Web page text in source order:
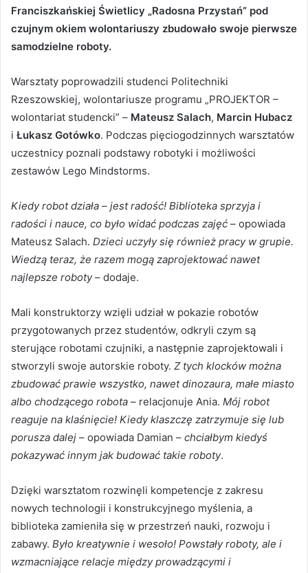
Franciszkańskiej Świetlicy „Radosna Przystań” pod
czujnym okiem wolontariuszy zbudowało swoje pierwsze
samodzielne roboty.
Warsztaty poprowadzili studenci Politechniki
Rzeszowskiej, wolontariusze programu „PROJEKTOR –
wolontariat studencki” – Mateusz Salach, Marcin Hubacz
i Łukasz Gotówko. Podczas pięciogodzinnych warsztatów
uczestnicy poznali podstawy robotyki i możliwości
zestawów Lego Mindstorms.
Kiedy robot działa – jest radość! Biblioteka sprzyja i
radości i nauce, co było widać podczas zajęć – opowiada
Mateusz Salach. Dzieci uczyły się również pracy w grupie.
Wiedzą teraz, że razem mogą zaprojektować nawet
najlepsze roboty– dodaje.
Mali konstruktorzy wzięli udział w pokazie robotów
przygotowanych przez studentów, odkryli czym są
sterujące robotami czujniki, a następnie zaprojektowali i
stworzyli swoje autorskie roboty. Z tych klocków można
zbudować prawie wszystko, nawet dinozaura, małe miasto
albo chodzącego robota – relacjonuje Ania. Mój robot
reaguje na klaśnięcie! Kiedy klaszczę zatrzymuje się lub
porusza dalej – opowiada Damian – chciałbym kiedyś
pokazywać innym jak budować takie roboty.
Dzięki warsztatom rozwinęli kompetencje z zakresu
nowych technologii i konstrukcyjnego myślenia, a
biblioteka zamieniła się w przestrzeń nauki, rozwoju i
zabawy. Było kreatywnie i wesoło! Powstały roboty, ale i
wzmacniające relacje między prowadzącymi i